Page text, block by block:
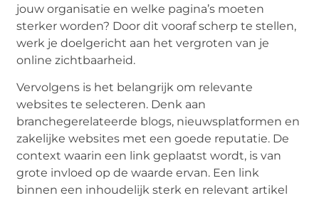
jouw organisatie en welke pagina’s moeten
sterker worden? Door dit vooraf scherp te stellen,
werk je doelgericht aan het vergroten van je
online zichtbaarheid.
Vervolgens is het belangrijk om relevante
websites te selecteren. Denk aan
branchegerelateerde blogs, nieuwsplatformen en
zakelijke websites met een goede reputatie. De
context waarin een link geplaatst wordt, is van
grote invloed op de waarde ervan. Een link
binnen een inhoudelijk sterk en relevant artikel